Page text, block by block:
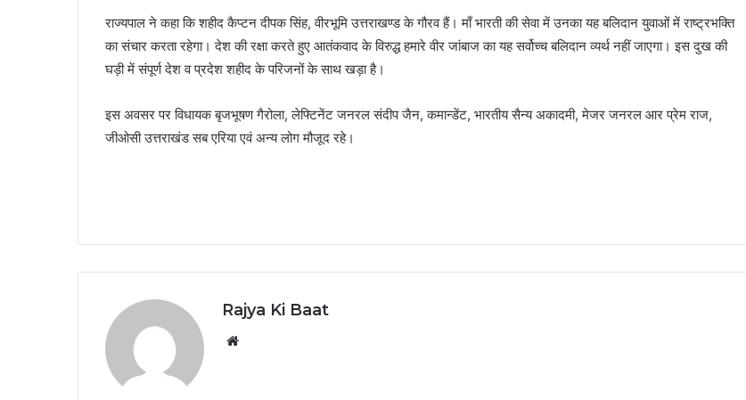
राज्यपाल ने कहा कि शहीद कैप्टन दीपक सिंह, वीरभूमि उत्तराखण्ड के गौरव हैं। माँ भारती की सेवा में उनका यह बलिदान युवाओं में राष्ट्रभक्ति
का संचार करता रहेगा। देश की रक्षा करते हुए आतंकवाद के विरुद्ध हमारे वीर जांबाज का यह सर्वोच्च बलिदान व्यर्थ नहीं जाएगा। इस दुख की
घड़ी में संपूर्ण देश व प्रदेश शहीद के परिजनों के साथ खड़ा है।
इस अवसर पर विधायक बृजभूषण गैरोला, लेफ्टिनेंट जनरल संदीप जैन, कमान्डेंट, भारतीय सैन्य अकादमी, मेजर जनरल आर प्रेम राज,
जीओसी उत्तराखंड सब एरिया एवं अन्य लोग मौजूद रहे।
Rajya Ki Baat